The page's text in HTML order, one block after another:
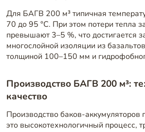
Для БАГВ 200 м³ типичная
70 до 95 °C. При этом потери тепла
превышают 3–5 %, что достигается
многослойной изоляции из
толщиной 100–150 мм и
Производство БАГВ 200 м³:
качество
Производство баков-
это высокотехнологичный процесс,